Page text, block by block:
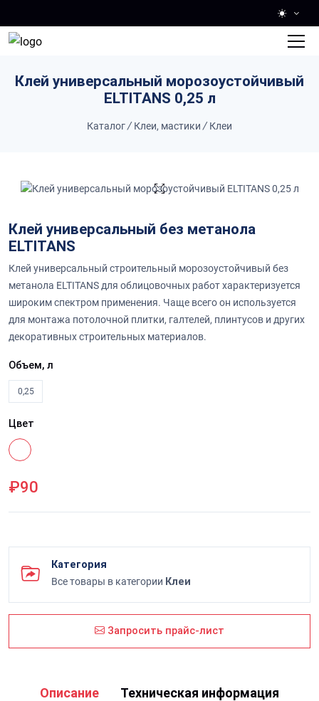
Клей универсальный морозоустойчивый
ELTITANS 0,25 л
Каталог/ Клеи, мастики / Клеи
Клей универсальный без метанола
ELTITANS
Клей универсальный строительный морозоустойчивый без
метанола ELTITANS для облицовочных работ характеризуется
широким спектром применения. Чаще всего он используется
для монтажа потолочной плитки, галтелей, плинтусов и других
декоративных строительных материалов.
Объем, л
0,25
Цвет
₽90
Категория
Все товары в категории Клеи
Запросить прайс-лист
Описание Техническая информация